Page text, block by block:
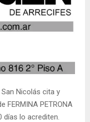
Nicolás cita y
FERMINA PETRONA
días lo acrediten.